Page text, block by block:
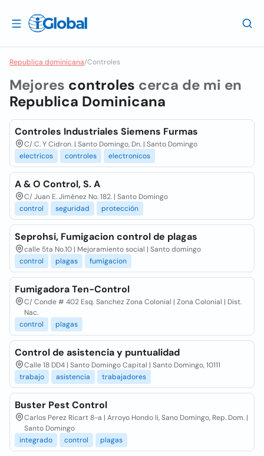
Republica dominicana/Controles
Mejores controles cerca de mi en
Republica Dominicana
Controles Industriales Siemens Furmas
C/ C. Y Cidron. | Santo Domingo, Dn. | Santo Domingo
electricos
controles electronicos
A & O Control, S. A
C/ Juan E. Jiménez No. 182. | Santo Domingo
control
seguridad protección
Seprohsi, Fumigacion control de plagas
calle 5ta No.10 | Mejoramiento social | Santo domingo
control
plagas fumigacion
Fumigadora Ten-Control
C/ Conde # 402 Esq. Sanchez Zona Colonial | Zona Colonial | Dist.
Nac.
control
plagas
Control de asistencia y puntualidad
Calle 18 DD4 | Santo Domingo Capital | Santo Domingo, 10111
trabajo
asistencia trabajadores
Buster Pest Control
Carlos Perez Ricart 8-a | Arroyo Hondo Ii, Sano Domingo, Rep. Dom. |
Santo Domingo
integrado
control plagas